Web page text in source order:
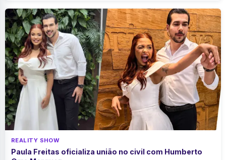
REALITY SHOW
Paula Freitas oficializa união no civil com Humberto